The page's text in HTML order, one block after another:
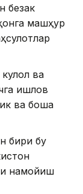
безак
машҳур
ва
ишлов
ва бошқа
бири бу
намойиш